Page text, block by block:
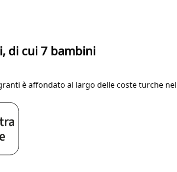
di cui 7 bambini
è affondato al largo delle coste turche